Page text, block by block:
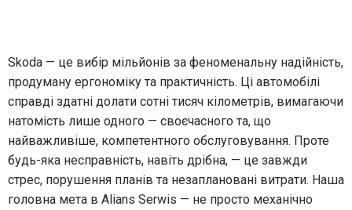
Skoda — це вибір мільйонів за феноменальну надійність,
продуману ергономіку та практичність. Ці автомобілі
справді здатні долати сотні тисяч кілометрів, вимагаючи
натомість лише одного — своєчасного та, що
найважливіше, компетентного обслуговування. Проте
будь-яка несправність, навіть дрібна, — це завжди
стрес, порушення планів та незаплановані витрати. Наша
головна мета в Alians Serwis — не просто механічно